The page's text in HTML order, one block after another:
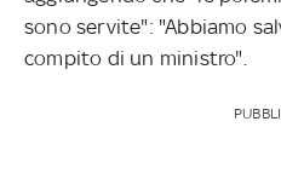
sono servite": "Abbiamo
compito di un ministro".